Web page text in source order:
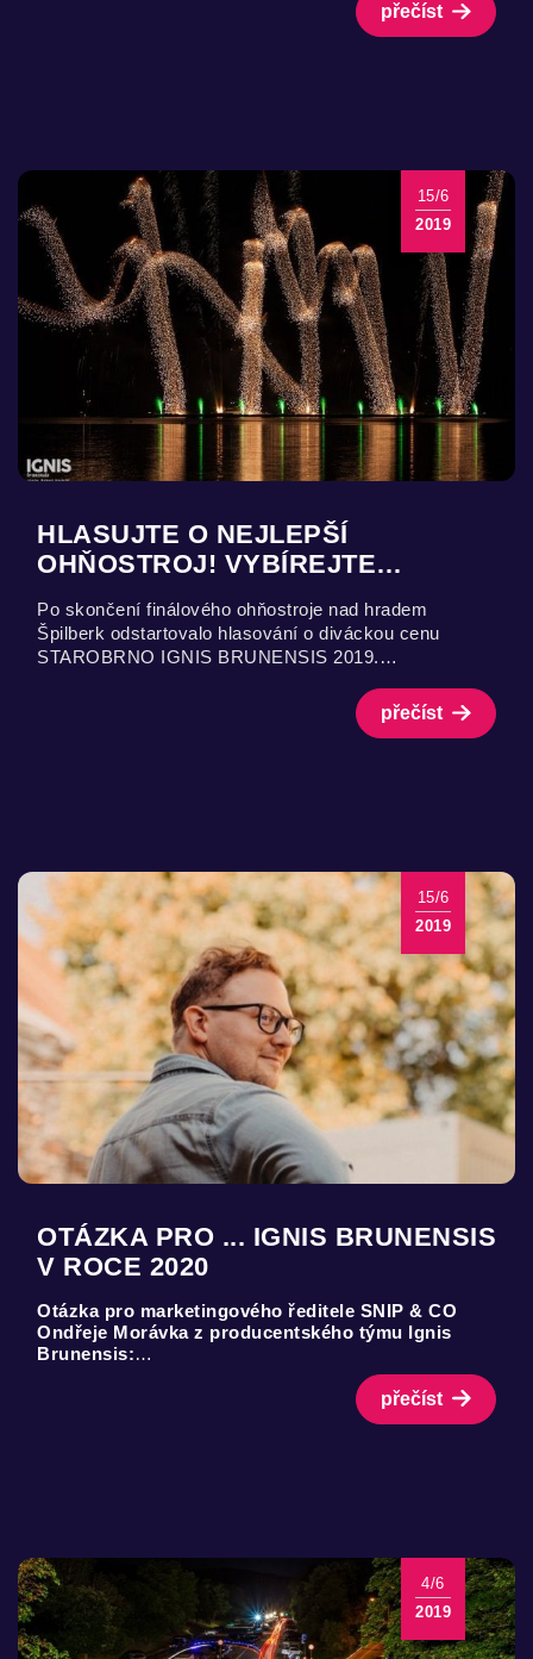
přečíst
15/6
2019
HLASUJTE O NEJLEPŠÍ
OHŇOSTROJ! VYBÍREJTE…
Po skončení finálového ohňostroje nad hradem
Špilberk odstartovalo hlasování o diváckou cenu
STAROBRNO IGNIS BRUNENSIS 2019.…
přečíst
15/6
2019
OTÁZKA PRO ... IGNIS BRUNENSIS
V ROCE 2020
Otázka pro marketingového ředitele SNIP & CO
Ondřeje Morávka z producentského týmu Ignis
Brunensis:…
přečíst
4/6
2019